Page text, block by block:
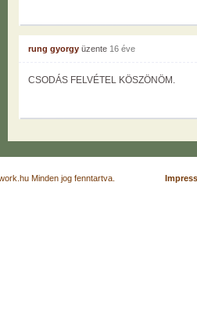
rung gyorgy üzente 16 éve
CSODÁS FELVÉTEL KÖSZÖNÖM.
Minden jog fenntartva.